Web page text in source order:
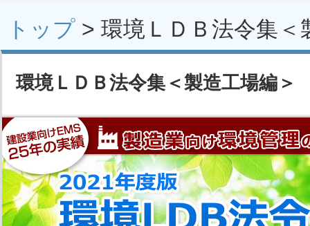
トップ > 環境ＬＤＢ法令集
環境ＬＤＢ法令集＜製造工場編＞